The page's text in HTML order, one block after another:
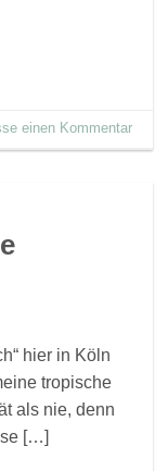
einen Kommentar
hier in Köln
tropische
als nie, denn
[…]